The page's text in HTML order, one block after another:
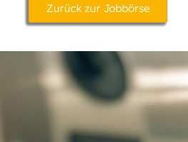
Zurück zur Jobbörse